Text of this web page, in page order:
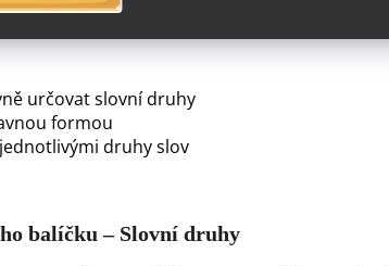
určovat slovní druhy
formou
druhy slov
balíčku – Slovní druhy